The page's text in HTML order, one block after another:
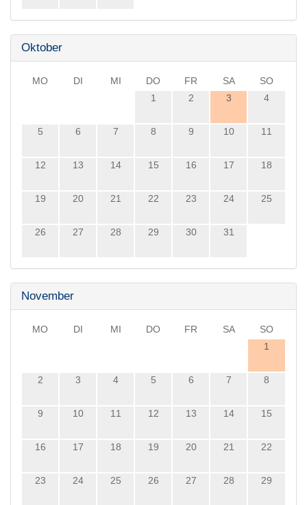
Oktober
MO DI MI DO FR SA
SO
1
2 3 4
5 6 7 8 9 10 11
12 13 14 15 16 17 18
19 20 21 22 23 24 25
26 27 28 29 30 31
November
MO DI MI DO FR SA
SO
1
2 3 4 5 6 7 8
9 10 11 12 13 14 15
16 17 18 19 20 21 22
23 24 25 26 27 28 29